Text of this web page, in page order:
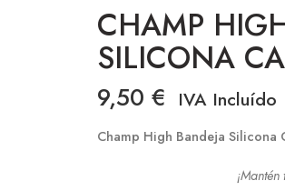
CHAMP
SILICONA
9,50 € IVA Incluído
Champ High Bandeja Silicona